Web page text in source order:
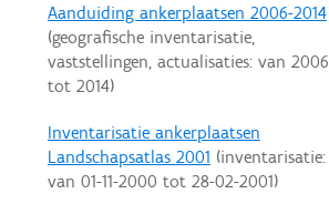
Aanduiding ankerplaatsen 2006-2014
(geografische inventarisatie,
vaststellingen, actualisaties: van 2006
tot 2014)
Inventarisatie ankerplaatsen
Landschapsatlas 2001 (inventarisatie:
van 01-11-2000 tot 28-02-2001)